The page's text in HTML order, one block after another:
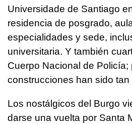
Universidade de Santiago
residencia de posgrado,
especialidades y sede,
universitaria. Y también
Cuerpo Nacional de Policía;
construcciones han sido tan
Los nostálgicos del Burgo
darse una vuelta por Santa